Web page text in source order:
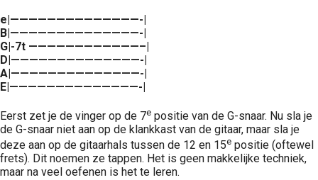
e|——————————————-|
B|——————————————-|
G|-7t ————————————–|
D|——————————————-|
A|——————————————-|
E|——————————————-|
Eerst zet je de vinger op de 7e positie van de G-snaar. Nu sla je
de G-snaar niet aan op de klankkast van de gitaar, maar sla je
deze aan op de gitaarhals tussen de 12 en 15e positie (oftewel
frets). Dit noemen ze tappen. Het is geen makkelijke techniek,
maar na veel oefenen is het te leren.